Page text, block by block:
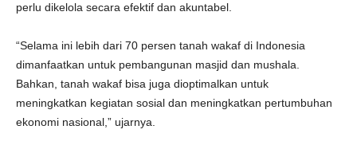
perlu dikelola secara efektif dan akuntabel.
“Selama ini lebih dari 70 persen tanah wakaf di Indonesia
dimanfaatkan untuk pembangunan masjid dan mushala.
Bahkan, tanah wakaf bisa juga dioptimalkan untuk
meningkatkan kegiatan sosial dan meningkatkan pertumbuhan
ekonomi nasional,” ujarnya.